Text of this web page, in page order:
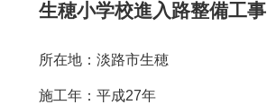
生穂小学校進入路整備工事
所在地：淡路市生穂
施工年：平成27年